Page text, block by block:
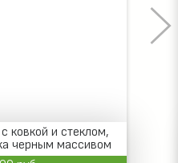
ковкой и стеклом,
черным массивом